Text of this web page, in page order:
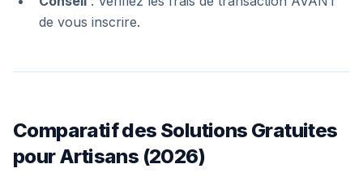
de vous inscrire.
Comparatif des Solutions Gratuites
pour Artisans (2026)